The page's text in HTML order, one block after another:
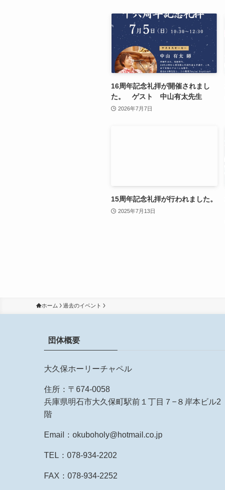
16周年記念礼拝が開催されまし
た。 ゲスト 中山有太先生
2026年7月7日
15周年記念礼拝が行われました。
2025年7月13日
ホーム 過去のイベント
団体概要
大久保ホーリーチャペル
住所：〒674-0058
兵庫県明石市大久保町駅前１丁目７−８岸本ビル2
階
Email：okuboholy@hotmail.co.jp
TEL：078-934-2202
FAX：078-934-2252